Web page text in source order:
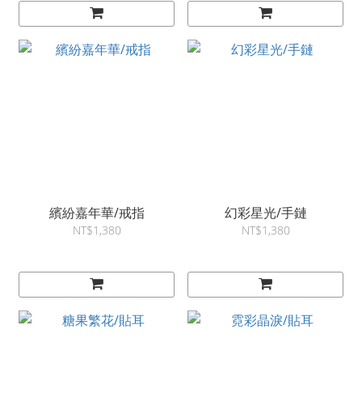
繽紛嘉年華/戒指
NT$1,380
幻彩星光/手鏈
NT$1,380